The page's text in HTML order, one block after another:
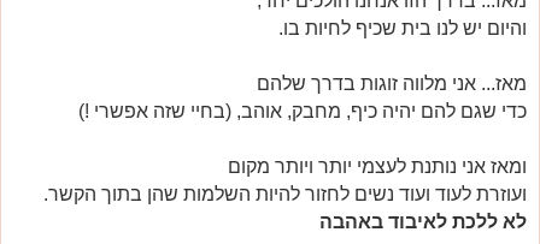
והיום יש לנו בית שכיף לחיות בו.
מאז... אני מלווה זוגות בדרך שלהם
כדי שגם להם יהיה כיף, מחבק, אוהב, (בחיי שזה אפשרי !)
ומאז אני נותנת לעצמי יותר ויותר מקום
ועוזרת לעוד ועוד נשים לחזור להיות השלמות שהן בתוך הקשר.
לא ללכת לאיבוד באהבה